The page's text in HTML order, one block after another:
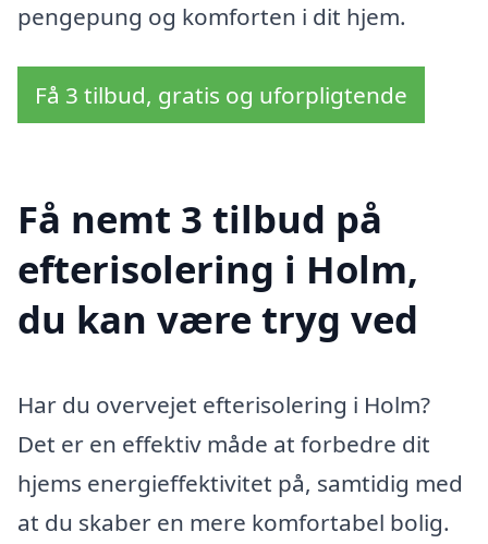
pengepung og komforten i dit hjem.
Få 3 tilbud, gratis og uforpligtende
Få nemt 3 tilbud på
efterisolering i Holm,
du kan være tryg ved
Har du overvejet efterisolering i Holm?
Det er en effektiv måde at forbedre dit
hjems energieffektivitet på, samtidig med
at du skaber en mere komfortabel bolig.